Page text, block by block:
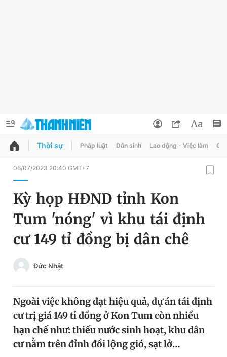
QUẢNG CÁO
Chuyên mục
Chuyên mục khác
Chào ngày mới
Video Magazine
Đổi mật khẩu
Tin đã lưu
Thời sự Pháp luật Dân sinh Lao động - Việc làm
06/07/2023 20:40 GMT+7
Kỳ họp HĐND tỉnh Kon
Tum 'nóng' vì khu tái định
cư 149 tỉ đồng bị dân chê
Đức Nhật
Ngoài việc không đạt hiệu quả, dự án tái định
cư trị giá 149 tỉ đồng ở Kon Tum còn nhiều
hạn chế như: thiếu nước sinh hoạt, khu dân
cư nằm trên đỉnh đồi lộng gió, sạt lở…